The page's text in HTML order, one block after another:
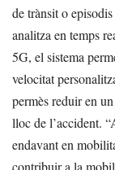
de trànsit o
analitza en temps
5G, el sistema
velocitat
permès reduir en
lloc de l’accident.
endavant en
contribuir a la